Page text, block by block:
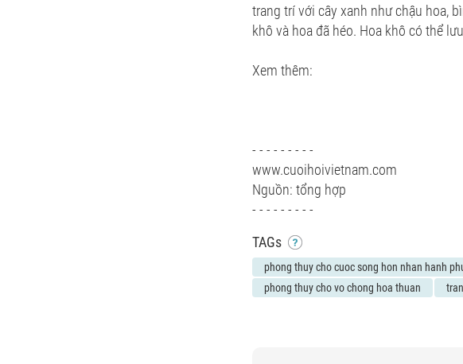
trang trí với cây xanh như chậu hoa,
khô và hoa đã héo. Hoa khô có thể
Xem thêm:
- - - - - - - - -
www.cuoihoivietnam.com
Nguồn: tổng hợp
- - - - - - - - -
TAGs
phong thuy cho cuoc song hon nhan hanh
phong thuy cho vo chong hoa thuan